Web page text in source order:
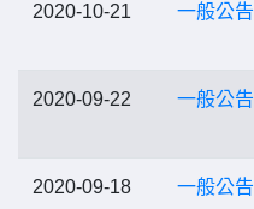
2020-10-21 一般公告
2020-09-22 一般公告
2020-09-18 一般公告